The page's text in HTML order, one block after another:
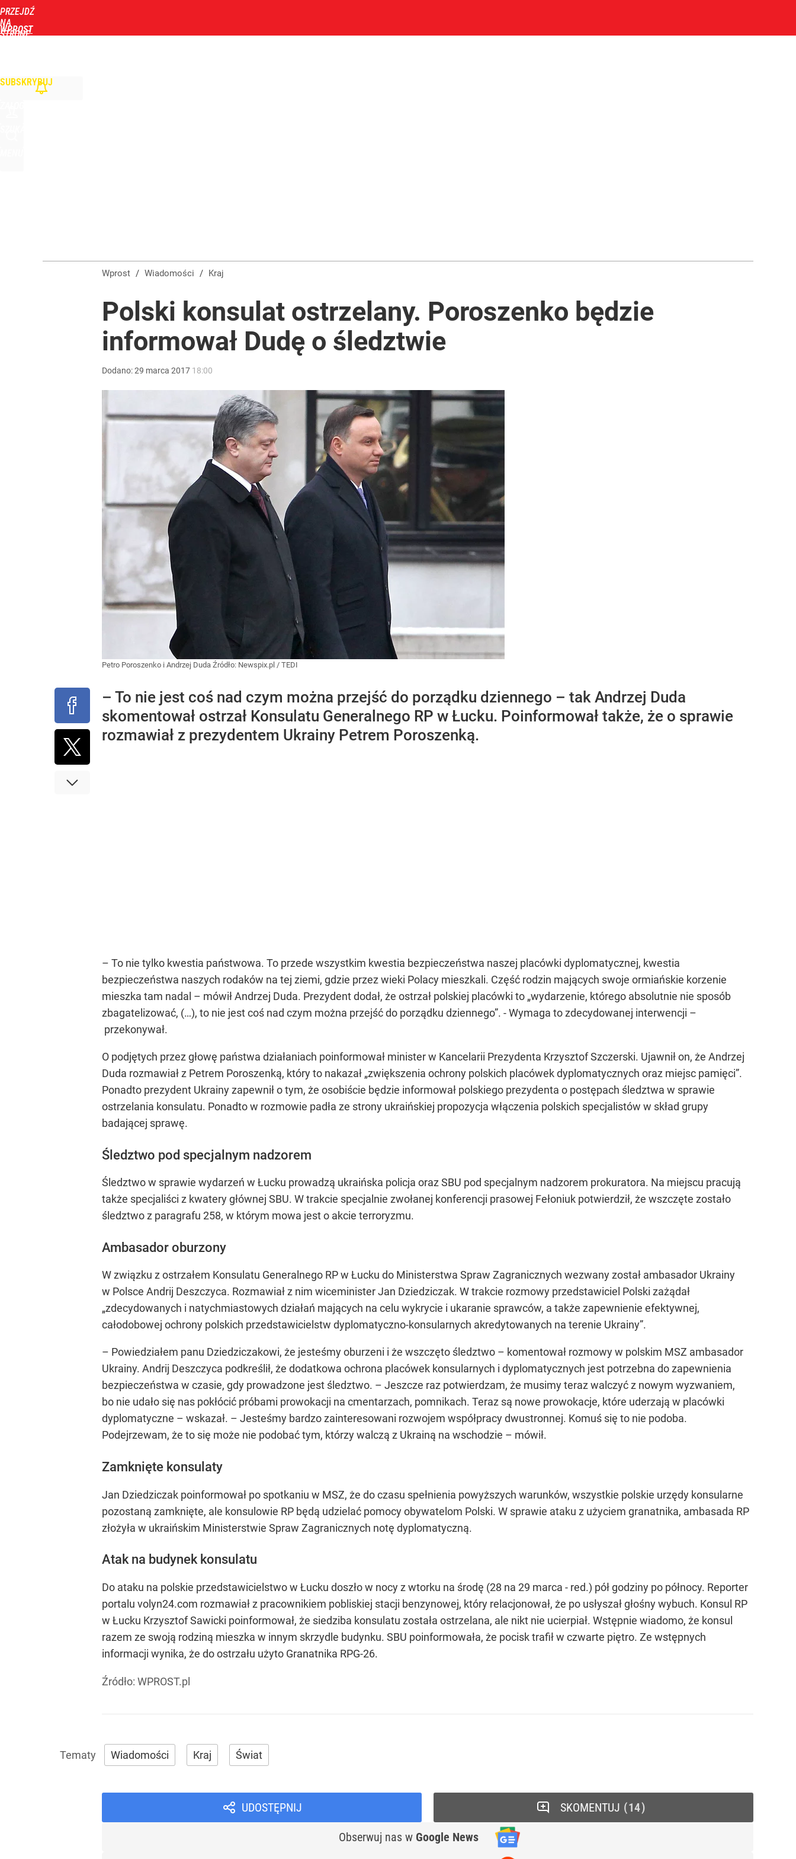
PRZEJDŹ
NA
STRONĘ
WPROST
SUBSKRYBUJ
Wprost / Wiadomości / Kraj
Polski konsulat ostrzelany. Poroszenko będzie
informował Dudę o śledztwie
Dodano:29 marca 2017 18:00
Petro Poroszenko i Andrzej Duda Źródło: Newspix.pl / TEDI
– To nie jest coś nad czym można przejść do porządku dziennego – tak Andrzej Duda
skomentował ostrzał Konsulatu Generalnego RP w Łucku. Poinformował także, że o sprawie
rozmawiał z prezydentem Ukrainy Petrem Poroszenką.
– To nie tylko kwestia państwowa. To przede wszystkim kwestia bezpieczeństwa naszej placówki dyplomatycznej, kwestia
bezpieczeństwa naszych rodaków na tej ziemi, gdzie przez wieki Polacy mieszkali. Część rodzin mających swoje ormiańskie korzenie
mieszka tam nadal – mówił Andrzej Duda. Prezydent dodał, że ostrzał polskiej placówki to „wydarzenie, którego absolutnie nie sposób
zbagatelizować, (…), to nie jest coś nad czym można przejść do porządku dziennego”. - Wymaga to zdecydowanej interwencji –
przekonywał.
O podjętych przez głowę państwa działaniach poinformował minister w Kancelarii Prezydenta Krzysztof Szczerski. Ujawnił on, że Andrzej
Duda rozmawiał z Petrem Poroszenką, który to nakazał „zwiększenia ochrony polskich placówek dyplomatycznych oraz miejsc pamięci”.
Ponadto prezydent Ukrainy zapewnił o tym, że osobiście będzie informował polskiego prezydenta o postępach śledztwa w sprawie
ostrzelania konsulatu. Ponadto w rozmowie padła ze strony ukraińskiej propozycja włączenia polskich specjalistów w skład grupy
badającej sprawę.
Śledztwo pod specjalnym nadzorem
Śledztwo w sprawie wydarzeń w Łucku prowadzą ukraińska policja oraz SBU pod specjalnym nadzorem prokuratora. Na miejscu pracują
także specjaliści z kwatery głównej SBU. W trakcie specjalnie zwołanej konferencji prasowej Fełoniuk potwierdził, że wszczęte zostało
śledztwo z paragrafu 258, w którym mowa jest o akcie terroryzmu.
Ambasador oburzony
W związku z ostrzałem Konsulatu Generalnego RP w Łucku do Ministerstwa Spraw Zagranicznych wezwany został ambasador Ukrainy
w Polsce Andrij Deszczyca. Rozmawiał z nim wiceminister Jan Dziedziczak. W trakcie rozmowy przedstawiciel Polski zażądał
„zdecydowanych i natychmiastowych działań mających na celu wykrycie i ukaranie sprawców, a także zapewnienie efektywnej,
całodobowej ochrony polskich przedstawicielstw dyplomatyczno-konsularnych akredytowanych na terenie Ukrainy”.
– Powiedziałem panu Dziedziczakowi, że jesteśmy oburzeni i że wszczęto śledztwo – komentował rozmowy w polskim MSZ ambasador
Ukrainy. Andrij Deszczyca podkreślił, że dodatkowa ochrona placówek konsularnych i dyplomatycznych jest potrzebna do zapewnienia
bezpieczeństwa w czasie, gdy prowadzone jest śledztwo. – Jeszcze raz potwierdzam, że musimy teraz walczyć z nowym wyzwaniem,
bo nie udało się nas pokłócić próbami prowokacji na cmentarzach, pomnikach. Teraz są nowe prowokacje, które uderzają w placówki
dyplomatyczne – wskazał. – Jesteśmy bardzo zainteresowani rozwojem współpracy dwustronnej. Komuś się to nie podoba.
Podejrzewam, że to się może nie podobać tym, którzy walczą z Ukrainą na wschodzie – mówił.
Zamknięte konsulaty
Jan Dziedziczak poinformował po spotkaniu w MSZ, że do czasu spełnienia powyższych warunków, wszystkie polskie urzędy konsularne
pozostaną zamknięte, ale konsulowie RP będą udzielać pomocy obywatelom Polski. W sprawie ataku z użyciem granatnika, ambasada RP
złożyła w ukraińskim Ministerstwie Spraw Zagranicznych notę dyplomatyczną.
Atak na budynek konsulatu
Do ataku na polskie przedstawicielstwo w Łucku doszło w nocy z wtorku na środę (28 na 29 marca - red.) pół godziny po północy. Reporter
portalu volyn24.com rozmawiał z pracownikiem pobliskiej stacji benzynowej, który relacjonował, że po usłyszał głośny wybuch. Konsul RP
w Łucku Krzysztof Sawicki poinformował, że siedziba konsulatu została ostrzelana, ale nikt nie ucierpiał. Wstępnie wiadomo, że konsul
razem ze swoją rodziną mieszka w innym skrzydle budynku. SBU poinformowała, że pocisk trafił w czwarte piętro. Ze wstępnych
informacji wynika, że do ostrzału użyto Granatnika RPG-26.
Źródło: WPROST.pl
Wiadomości Kraj Świat
UDOSTĘPNIJ
Obserwuj nas w Google News
SKOMENTUJ 14